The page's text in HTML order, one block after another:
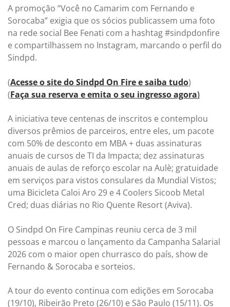
A promoção “Você no Camarim com Fernando e
Sorocaba” exigia que os sócios publicassem uma foto
na rede social Bee Fenati com a hashtag #sindpdonfire
e compartilhassem no Instagram, marcando o perfil do
Sindpd.
(Acesse o site do Sindpd On Fire e saiba tudo)
(Faça sua reserva e emita o seu ingresso agora)
A iniciativa teve centenas de inscritos e contemplou
diversos prêmios de parceiros, entre eles, um pacote
com 50% de desconto em MBA + duas assinaturas
anuais de cursos de TI da Impacta; dez assinaturas
anuais de aulas de reforço escolar na Aulè; gratuidade
em serviços para vistos consulares da Mundial Vistos;
uma Bicicleta Caloi Aro 29 e 4 Coolers Sicoob Metal
Cred; duas diárias no Rio Quente Resort (Aviva).
O Sindpd On Fire Campinas reuniu cerca de 3 mil
pessoas e marcou o lançamento da Campanha Salarial
2026 com o maior open churrasco do país, show de
Fernando & Sorocaba e sorteios.
A tour do evento continua com edições em Sorocaba
(19/10), Ribeirão Preto (26/10) e São Paulo (15/11). Os